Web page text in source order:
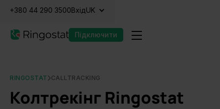
+380 44 290 3500ВхідUK
Підключити
RINGOSTAT CALLTRACKING
Колтрекінг Ringostat